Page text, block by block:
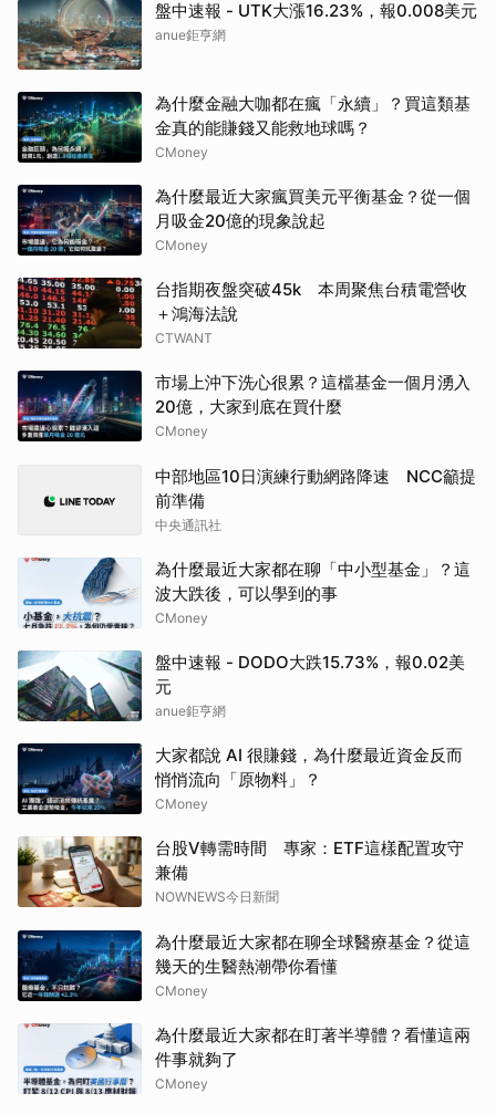
盤中速報 - UTK大漲16.23%，報0.008美元
anue鉅亨網
為什麼金融大咖都在瘋「永續」？買這類基
金真的能賺錢又能救地球嗎？
CMoney
為什麼最近大家瘋買美元平衡基金？從一個
月吸金20億的現象說起
CMoney
台指期夜盤突破45k 本周聚焦台積電營收
＋鴻海法說
CTWANT
市場上沖下洗心很累？這檔基金一個月湧入
20億，大家到底在買什麼
CMoney
中部地區10日演練行動網路降速 NCC籲提
前準備
中央通訊社
為什麼最近大家都在聊「中小型基金」？這
波大跌後，可以學到的事
CMoney
盤中速報 - DODO大跌15.73%，報0.02美
元
anue鉅亨網
大家都說 AI 很賺錢，為什麼最近資金反而
悄悄流向「原物料」？
CMoney
台股V轉需時間 專家：ETF這樣配置攻守
兼備
NOWNEWS今日新聞
為什麼最近大家都在聊全球醫療基金？從這
幾天的生醫熱潮帶你看懂
CMoney
為什麼最近大家都在盯著半導體？看懂這兩
件事就夠了
CMoney